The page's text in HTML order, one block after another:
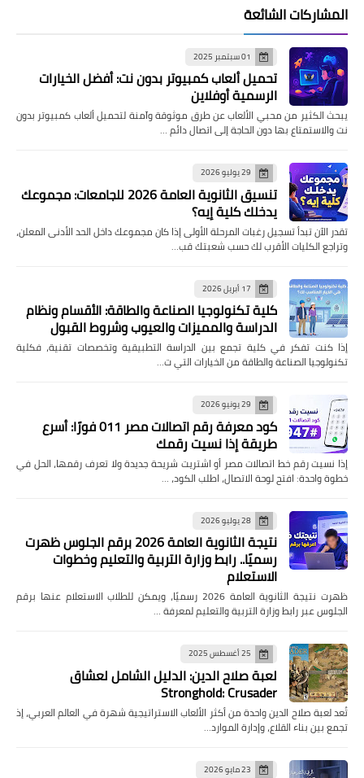
المشاركات الشائعة
01 سبتمبر 2025
تحميل ألعاب كمبيوتر بدون نت: أفضل الخيارات
الرسمية أوفلاين
يبحث الكثير من محبي الألعاب عن طرق موثوقة وآمنة لتحميل ألعاب كمبيوتر بدون
نت والاستمتاع بها دون الحاجة إلى اتصال دائم …
29 يوليو 2026
تنسيق الثانوية العامة 2026 للجامعات: مجموعك
يدخلك كلية إيه؟
تقدر الآن تبدأ تسجيل رغبات المرحلة الأولى إذا كان مجموعك داخل الحد الأدنى المعلن،
وتراجع الكليات الأقرب لك حسب شعبتك قب…
17 أبريل 2026
كلية تكنولوجيا الصناعة والطاقة: الأقسام ونظام
الدراسة والمميزات والعيوب وشروط القبول
إذا كنت تفكر في كلية تجمع بين الدراسة التطبيقية وتخصصات تقنية، فكلية
تكنولوجيا الصناعة والطاقة من الخيارات التي ت…
29 يونيو 2026
كود معرفة رقم اتصالات مصر 011 فورًا: أسرع
طريقة إذا نسيت رقمك
إذا نسيت رقم خط اتصالات مصر أو اشتريت شريحة جديدة ولا تعرف رقمها، الحل في
خطوة واحدة: افتح لوحة الاتصال، اطلب الكود، …
28 يوليو 2026
نتيجة الثانوية العامة 2026 برقم الجلوس ظهرت
رسميًا.. رابط وزارة التربية والتعليم وخطوات
الاستعلام
ظهرت نتيجة الثانوية العامة 2026 رسميًا، ويمكن للطلاب الاستعلام عنها برقم
الجلوس عبر رابط وزارة التربية والتعليم لمعرفة …
25 أغسطس 2025
لعبة صلاح الدين: الدليل الشامل لعشاق
Stronghold: Crusader
تُعد لعبة صلاح الدين واحدة من أكثر الألعاب الاستراتيجية شهرة في العالم العربي، إذ
تجمع بين بناء القلاع، وإدارة الموارد…
23 مايو 2026